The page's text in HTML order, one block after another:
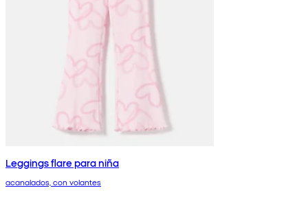
Leggings flare para niña
acanalados, con volantes